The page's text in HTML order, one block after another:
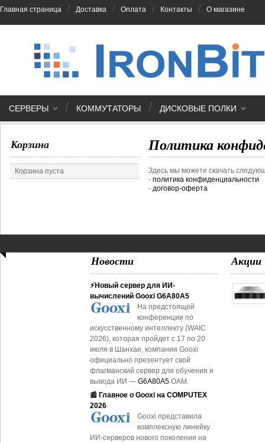
Главная страница / Доставка / Оплата / Контакты / О магазине
СЕРВЕРЫ / КОММУТАТОРЫ / ДИСКОВЫЕ ПОЛКИ
Корзина
Корзина пуста
Политика
Здесь мы можете скачать
- политика конфиденциальности
- договор-оферта
Новости
⚡Новый сервер для ИИ-
вычислений Gooxi G6A80A5
На предстоящей
конференции по
искусственному интеллекту (WAIC
2026), которая пройдет с 17 по 20
июля в Шанхае, компания Gooxi
официально презентует свой
флагманский сервер для обучения и
вывода ИИ — G6A80A5 OAM.
📰 Главное о Gooxi на COMPUTEX
2026
Gooxi представила
комплексную линейку
ИИ-серверов нового поколения на
Акции